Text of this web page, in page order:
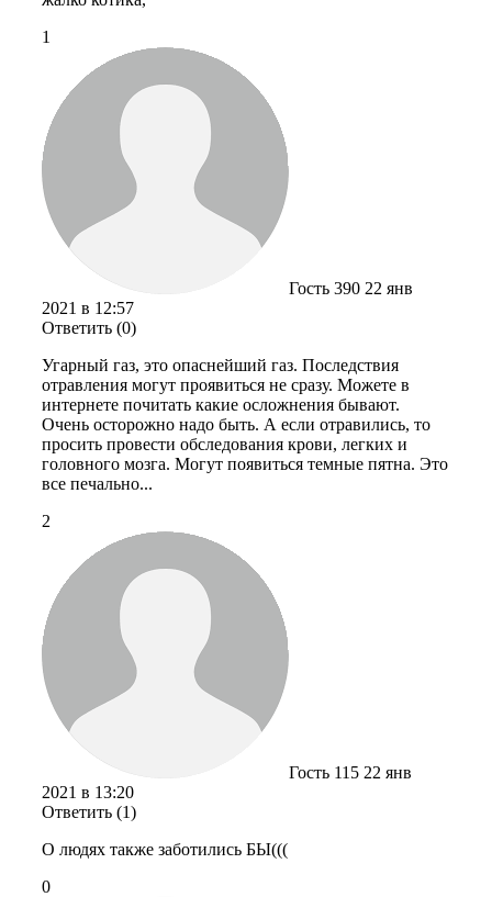
1
Гость 390 22 янв
2021 в 12:57
Ответить (0)
Угарный газ, это опаснейший газ. Последствия
отравления могут проявиться не сразу. Можете в
интернете почитать какие осложнения бывают.
Очень осторожно надо быть. А если отравились, то
просить провести обследования крови, легких и
головного мозга. Могут появиться темные пятна. Это
все печально...
2
Гость 115 22 янв
2021 в 13:20
Ответить (1)
О людях также заботились БЫ(((
0